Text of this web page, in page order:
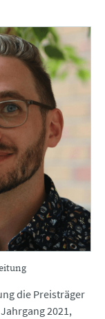
die Preisträger
2021,